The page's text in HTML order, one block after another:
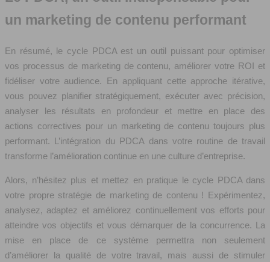
un marketing de contenu performant
En résumé, le cycle PDCA est un outil puissant pour optimiser
vos processus de marketing de contenu, améliorer votre ROI et
fidéliser votre audience. En appliquant cette approche itérative,
vous pouvez planifier stratégiquement, exécuter avec précision,
analyser les résultats en profondeur et mettre en place des
actions correctives pour un marketing de contenu toujours plus
performant. L’intégration du PDCA dans votre routine de travail
transforme l’amélioration continue en une culture d’entreprise.
Alors, n’hésitez plus et mettez en pratique le cycle PDCA dans
votre propre stratégie de marketing de contenu ! Expérimentez,
analysez, adaptez et améliorez continuellement vos efforts pour
atteindre vos objectifs et vous démarquer de la concurrence. La
mise en place de ce système permettra non seulement
d’améliorer la qualité de votre travail, mais aussi de stimuler